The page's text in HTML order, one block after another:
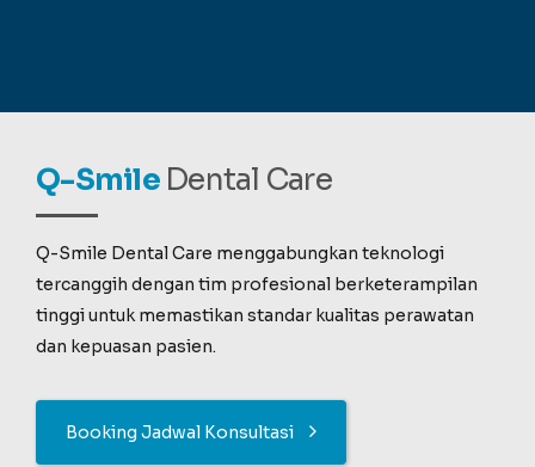
Q-Smile Dental Care
Q-Smile Dental Care menggabungkan teknologi
tercanggih dengan tim profesional berketerampilan
tinggi untuk memastikan standar kualitas perawatan
dan kepuasan pasien.
Booking Jadwal Konsultasi